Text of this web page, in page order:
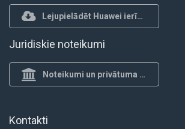
Lejupielādēt Huawei ierīcēm
Juridiskie noteikumi
Noteikumi un privātuma politika
Kontakti